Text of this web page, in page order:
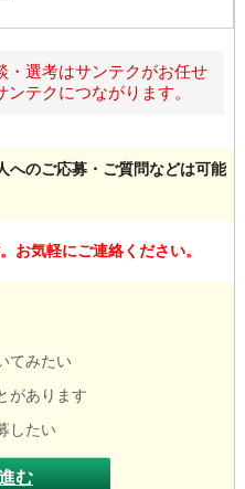
選考はサンテクがお任せ
テクにつながります。
へのご応募・ご質問などは可能
お気軽にご連絡ください。
てみたい
があります
したい
む